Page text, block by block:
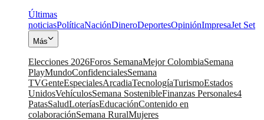
Últimas
noticiasPolíticaNaciónDineroDeportesOpiniónImpresaJet Set
Más
Elecciones 2026Foros SemanaMejor ColombiaSemana
PlayMundoConfidencialesSemana
TVGenteEspecialesArcadiaTecnologíaTurismoEstados
UnidosVehículosSemana SostenibleFinanzas Personales4
PatasSaludLoteríasEducaciónContenido en
colaboraciónSemana RuralMujeres